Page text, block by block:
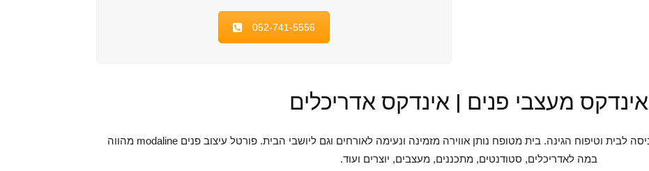
052-741-5556
אינדקס מעצבי פנים | אינדקס אדריכלים
עיצוב הבית חשוב בדיוק כמו עיצוב של הכניסה לבית וטיפוח הגינה. בית מטופח נותן אווירה מזמינה ונעימה לאורחים וגם ליושבי הבית. פורטל עיצוב פנים modaline מהווה
במה לאדריכלים, סטודנטים, מתכננים, מעצבים, יוצרים ועוד.